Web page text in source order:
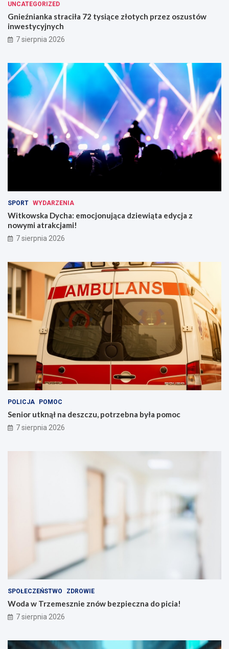
UNCATEGORIZED
Gnieźnianka straciła 72 tysiące złotych przez oszustów
inwestycyjnych
7 sierpnia 2026
SPORT WYDARZENIA
Witkowska Dycha: emocjonująca dziewiąta edycja z
nowymi atrakcjami!
7 sierpnia 2026
POLICJA POMOC
Senior utknął na deszczu, potrzebna była pomoc
7 sierpnia 2026
SPOŁECZEŃSTWO ZDROWIE
Woda w Trzemesznie znów bezpieczna do picia!
7 sierpnia 2026